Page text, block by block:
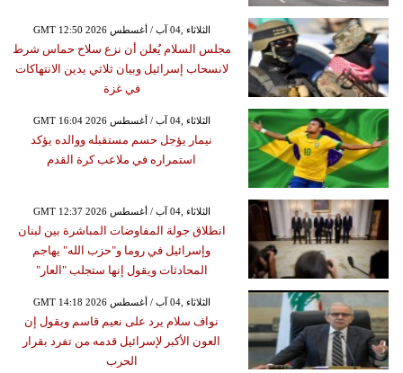
GMT 12:50 2026 الثلاثاء ,04 آب / أغسطس
مجلس السلام يُعلن أن نزع سلاح حماس شرط
لانسحاب إسرائيل وبيان ثلاثي يدين الانتهاكات
في غزة
GMT 16:04 2026 الثلاثاء ,04 آب / أغسطس
نيمار يؤجل حسم مستقبله ووالده يؤكد
استمراره في ملاعب كرة القدم
GMT 12:37 2026 الثلاثاء ,04 آب / أغسطس
انطلاق جولة المفاوضات المباشرة بين لبنان
وإسرائيل في روما و"حزب الله" يهاجم
المحادثات ويقول إنها ستجلب "العار"
GMT 14:18 2026 الثلاثاء ,04 آب / أغسطس
نواف سلام يرد على نعيم قاسم ويقول إن
العون الأكبر لإسرائيل قدمه من تفرد بقرار
الحرب